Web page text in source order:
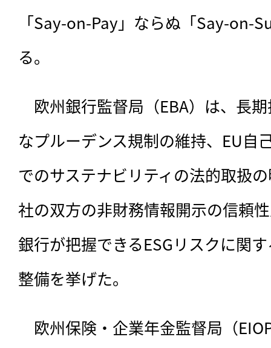
「Say-on-Pay」ならぬ「Say-on-
る。
欧州銀行監督局（EBA）は、長
なプルーデンス規制の維持、EU自
でのサステナビリティの法的取扱
社の双方の非財務情報開示の信頼
銀行が把握できるESGリスクに関
整備を挙げた。
欧州保険・企業年金監督局（